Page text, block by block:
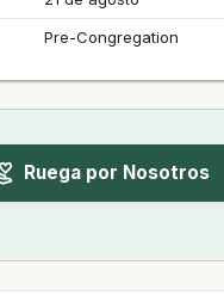
Pre-Congregation
Ruega por Nosotros